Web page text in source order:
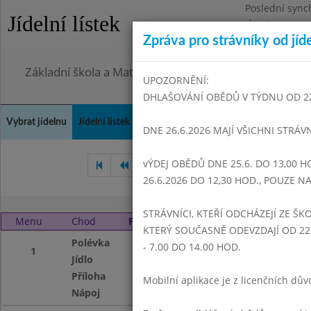
Jídelní lístek
Poslední
Úterý
Omezení
Základní škola a Mateřská škola Dr. Edvarda Beneše,
Vybrat jídelnu Jídelní lístek
Prosinec 2012 Leden 2013
Menu Chod Pátek 1. 2. 2013 (11:00 - 14:00)
1
Polévka
Z jarní zeleniny
Jídlo
Příloha
Zelný salát
Nápoj
Zpráva pro strávníky od
UPOZORNĚNÍ:
DHLAŠOVÁNÍ OBĚDŮ V TÝDNU OD
DNE 26.6.2026 MAJÍ VŠICHNI
vÝDEJ OBĚDŮ DNE 25.6. DO 13,00
26.6.2026 DO 12,30 HOD., POUZE
STRÁVNÍCI, KTEŘÍ ODCHÁZEJÍ ZE
KTERÝ SOUČASNĚ ODEVZDAJÍ OD
- 7.00 DO 14.00 HOD.
Mobilní aplikace je z licenčních